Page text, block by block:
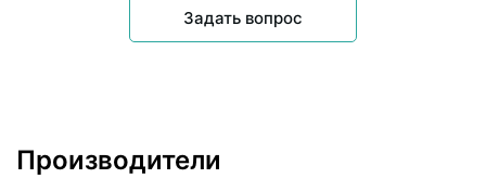
Задать вопрос
Производители